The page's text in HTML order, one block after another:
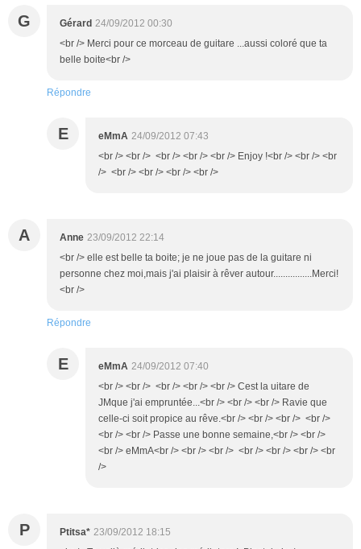
G Gérard 24/09/2012 00:30
<br /> Merci pour ce morceau de guitare ...aussi coloré que ta
belle boite<br />
Répondre
E eMmA 24/09/2012 07:43
<br /> <br /> <br /> <br /> <br /> Enjoy !<br /> <br /> <br
/> <br /> <br /> <br /> <br />
A Anne 23/09/2012 22:14
<br /> elle est belle ta boite; je ne joue pas de la guitare ni
personne chez moi,mais j'ai plaisir à rêver autour................Merci!
<br />
Répondre
E eMmA 24/09/2012 07:40
<br /> <br /> <br /> <br /> <br /> Cest la uitare de
JMque j'ai empruntée...<br /> <br /> <br /> Ravie que
celle-ci soit propice au rêve.<br /> <br /> <br /> <br />
<br /> <br /> Passe une bonne semaine,<br /> <br />
<br /> eMmA<br /> <br /> <br /> <br /> <br /> <br /> <br
/>
P Ptitsa* 23/09/2012 18:15